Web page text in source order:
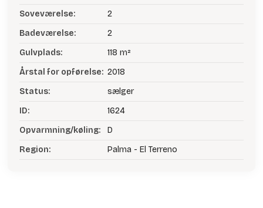
Soveværelse:
2
Badeværelse:
2
Gulvplads:
118 m²
Årstal for opførelse: 2018
Status:
sælger
ID:
1624
Opvarmning/køling:
D
Region:
Palma - El Terreno